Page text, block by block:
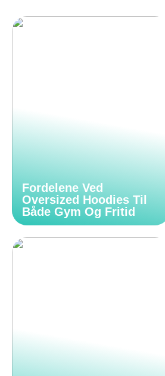
Fordelene Ved
Oversized Hoodies Til
Både Gym Og Fritid